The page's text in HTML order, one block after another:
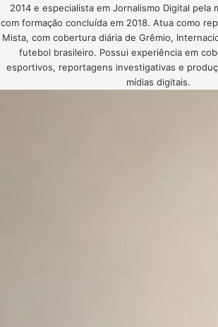
2014 e especialista em Jornalismo Digital pela
com formação concluída em 2018. Atua como
Mista, com cobertura diária de Grêmio,
futebol brasileiro. Possui experiência em
esportivos, reportagens investigativas e
mídias digitais.